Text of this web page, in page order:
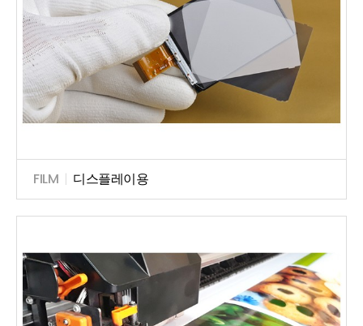
FILM | 디스플레이용